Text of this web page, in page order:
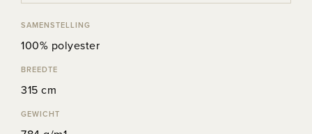
SAMENSTELLING
100% polyester
BREEDTE
315 cm
GEWICHT